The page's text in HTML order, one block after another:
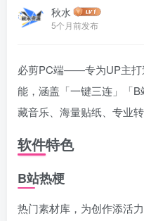
秋水
5个月前发布
必剪PC端——专为UP主打
能，涵盖「一键三连」「
藏音乐、海量贴纸、专业
软件特色
B站热梗
热门素材库，为创作添活力